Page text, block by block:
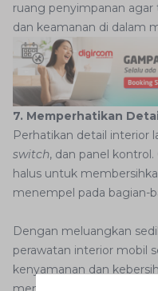
ruang penyimpanan
dan keamanan di dalam
7. Memperhatikan
Perhatikan detail interior
switch, dan panel
halus untuk
menempel pada bagian-
Dengan meluangkan
perawatan interior mobil
kenyamanan dan